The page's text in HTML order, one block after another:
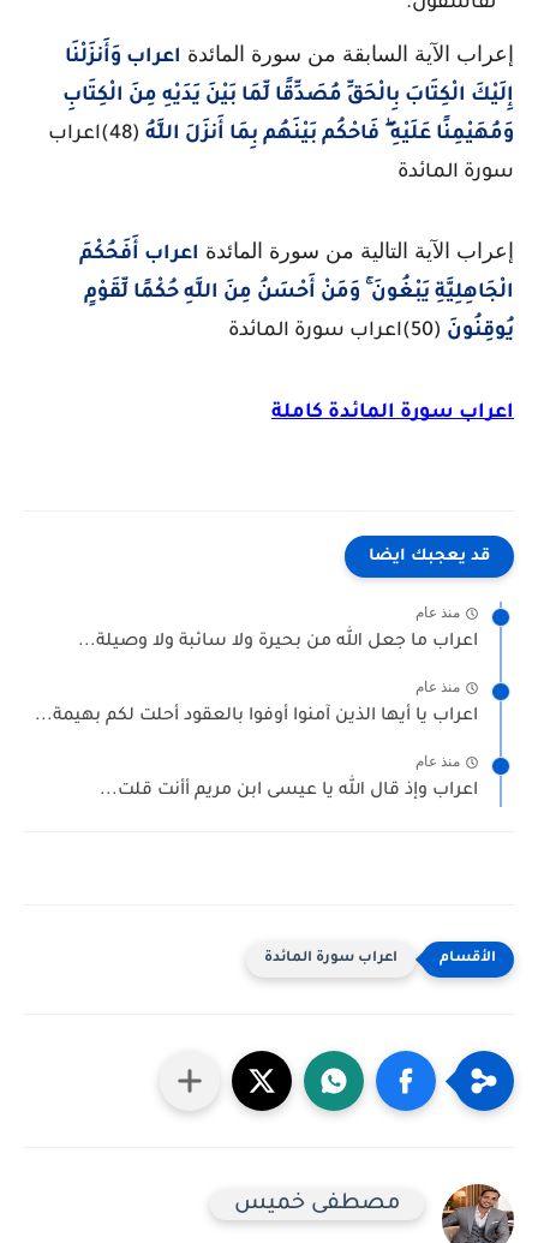
إعراب الآية السابقة من سورة المائدة اعراب وَأَنزَلْنَا
إِلَيْكَ الْكِتَابَ بِالْحَقِّ مُصَدِّقًا لِّمَا بَيْنَ يَدَيْهِ مِنَ الْكِتَابِ
وَمُهَيْمِنًا عَلَيْهِ ۖ فَاحْكُم بَيْنَهُم بِمَا أَنزَلَ اللَّهُ
(48)اعراب
سورة المائدة
إعراب الآية التالية من سورة المائدة اعراب أَفَحُكْمَ
الْجَاهِلِيَّةِ يَبْغُونَ ۚ وَمَنْ أَحْسَنُ مِنَ اللَّهِ حُكْمًا لِّقَوْمٍ
يُوقِنُونَ (50)اعراب سورة المائدة
اعراب سورة المائدة كاملة
قد يعجبك ايضا
منذ عام
اعراب ما جعل الله من بحيرة ولا سائبة ولا وصيلة...
منذ عام
اعراب يا أيها الذين آمنوا أوفوا بالعقود أحلت لكم بهيمة...
منذ عام
اعراب وإذ قال الله يا عيسى ابن مريم أأنت قلت...
اعراب سورة المائدة
مصطفى خميس